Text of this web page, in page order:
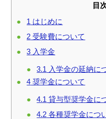
目
1 はじめに
2 受験費について
3 入学金
3.1 入学金の延納に
4 奨学金について
4.1 貸与型奨学金に
4.2 各種奨学金につ